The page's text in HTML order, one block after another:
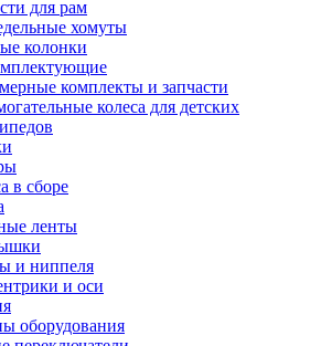
для рам
хомуты
колонки
комплекты и запчасти
колеса для детских
в сборе
ленты
и ниппеля
и оси
оборудования